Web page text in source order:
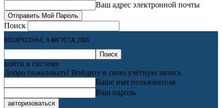
Ваш адрес электронной почты
Поиск
ВОСКРЕСЕНЬЕ, 9 АВГУСТА, 2026
войти в систему
Добро пожаловать! Войдите в свою учётную запись
Ваше имя пользователя
Ваш пароль